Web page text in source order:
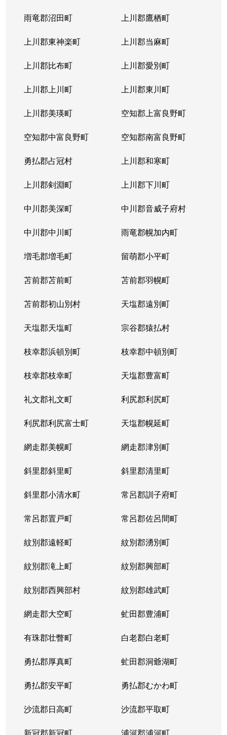
雨竜郡沼田町 上川郡鷹栖町
上川郡東神楽町 上川郡当麻町
上川郡比布町 上川郡愛別町
上川郡上川町 上川郡東川町
上川郡美瑛町 空知郡上富良野町
空知郡中富良野町 空知郡南富良野町
勇払郡占冠村 上川郡和寒町
上川郡剣淵町 上川郡下川町
中川郡美深町 中川郡音威子府村
中川郡中川町 雨竜郡幌加内町
増毛郡増毛町 留萌郡小平町
苫前郡苫前町 苫前郡羽幌町
苫前郡初山別村 天塩郡遠別町
天塩郡天塩町 宗谷郡猿払村
枝幸郡浜頓別町 枝幸郡中頓別町
枝幸郡枝幸町 天塩郡豊富町
礼文郡礼文町 利尻郡利尻町
利尻郡利尻富士町 天塩郡幌延町
網走郡美幌町 網走郡津別町
斜里郡斜里町 斜里郡清里町
斜里郡小清水町 常呂郡訓子府町
常呂郡置戸町 常呂郡佐呂間町
紋別郡遠軽町 紋別郡湧別町
紋別郡滝上町 紋別郡興部町
紋別郡西興部村 紋別郡雄武町
網走郡大空町 虻田郡豊浦町
有珠郡壮瞥町 白老郡白老町
勇払郡厚真町 虻田郡洞爺湖町
勇払郡安平町 勇払郡むかわ町
沙流郡日高町 沙流郡平取町
新冠郡新冠町 浦河郡浦河町